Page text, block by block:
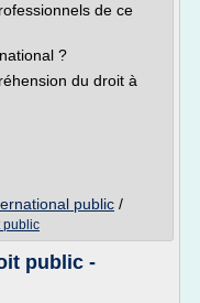
de ce
?
du droit à
public /
public
public -